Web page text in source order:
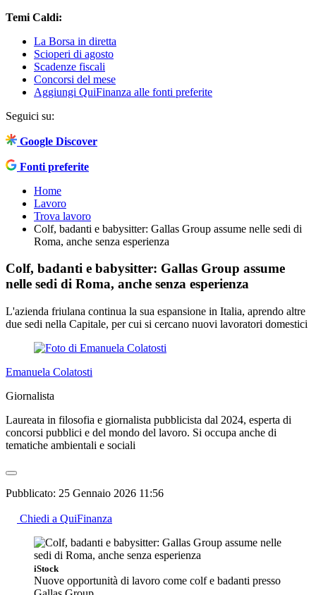
Temi Caldi:
La Borsa in diretta
Scioperi di agosto
Scadenze fiscali
Concorsi del mese
Aggiungi QuiFinanza alle fonti preferite
Seguici su:
Google Discover
Fonti preferite
Home
Lavoro
Trova lavoro
Colf, badanti e babysitter: Gallas Group assume nelle sedi di
Roma, anche senza esperienza
Colf, badanti e babysitter: Gallas Group assume
nelle sedi di Roma, anche senza esperienza
L'azienda friulana continua la sua espansione in Italia, aprendo altre
due sedi nella Capitale, per cui si cercano nuovi lavoratori domestici
Emanuela Colatosti
Giornalista
Laureata in filosofia e giornalista pubblicista dal 2024, esperta di
concorsi pubblici e del mondo del lavoro. Si occupa anche di
tematiche ambientali e sociali
Pubblicato: 25 Gennaio 2026 11:56
Chiedi a QuiFinanza
iStock
Nuove opportunità di lavoro come colf e badanti presso